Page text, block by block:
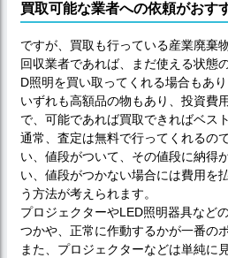
買取可能な業者への依頼がおす
ですが、買取も行っている産業廃棄
回収業者であれば、まだ使える状態
D照明を買い取ってくれる場合もあり
いずれも高額品の物もあり、投資費
で、可能であれば買取できればベス
通常、査定は無料で行ってくれるの
い、値段がついて、その値段に納得
い、値段がつかない場合には費用を
う方法が考えられます。
プロジェクターやLED照明器具など
つかや、正常に作動するかが一番の
また、プロジェクターなどは単純に